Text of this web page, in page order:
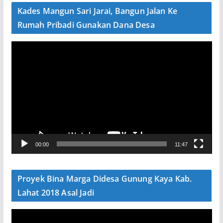
e
Kades Mangun Sari Jarai, Bangun Jalan Ke
Rumah Pribadi Gunakan Dana Desa
V
e
00:00 11:47
Proyek Bina Marga Didesa Gunung Kaya Kab.
Lahat 2018 Asal Jadi